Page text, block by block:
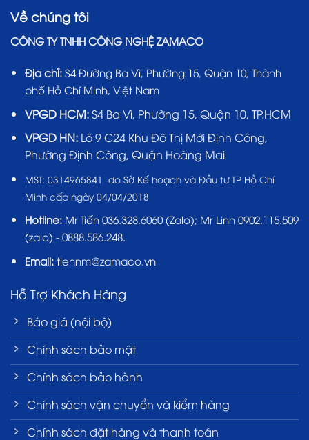
Về chúng tôi
CÔNG TY TNHH CÔNG NGHỆ ZAMACO
Địa chỉ: S4 Đường Ba Vì, Phường 15, Quận 10, Thành
phố Hồ Chí Minh, Việt Nam
VPGD HCM:S4 Ba Vì, Phường 15, Quận 10, TP.HCM
VPGD HN:Lô 9 C24 Khu Đô Thị Mới Định Công,
Phường Định Công, Quận Hoàng Mai
MST: 0314965841 do Sở Kế hoạch và Đầu tư TP Hồ Chí
Minh cấp ngày 04/04/2018
Hotline: Mr Tiến 036.328.6060(Zalo); Mr Linh 0902.115.509
(zalo) - 0888.586.248.
Email:tiennm@zamaco.vn
Hỗ Trợ Khách Hàng
Báo giá (nội bộ)
Chính sách bảo mật
Chính sách bảo hành
Chính sách vận chuyển và kiểm hàng
Chính sách đặt hàng và thanh toán